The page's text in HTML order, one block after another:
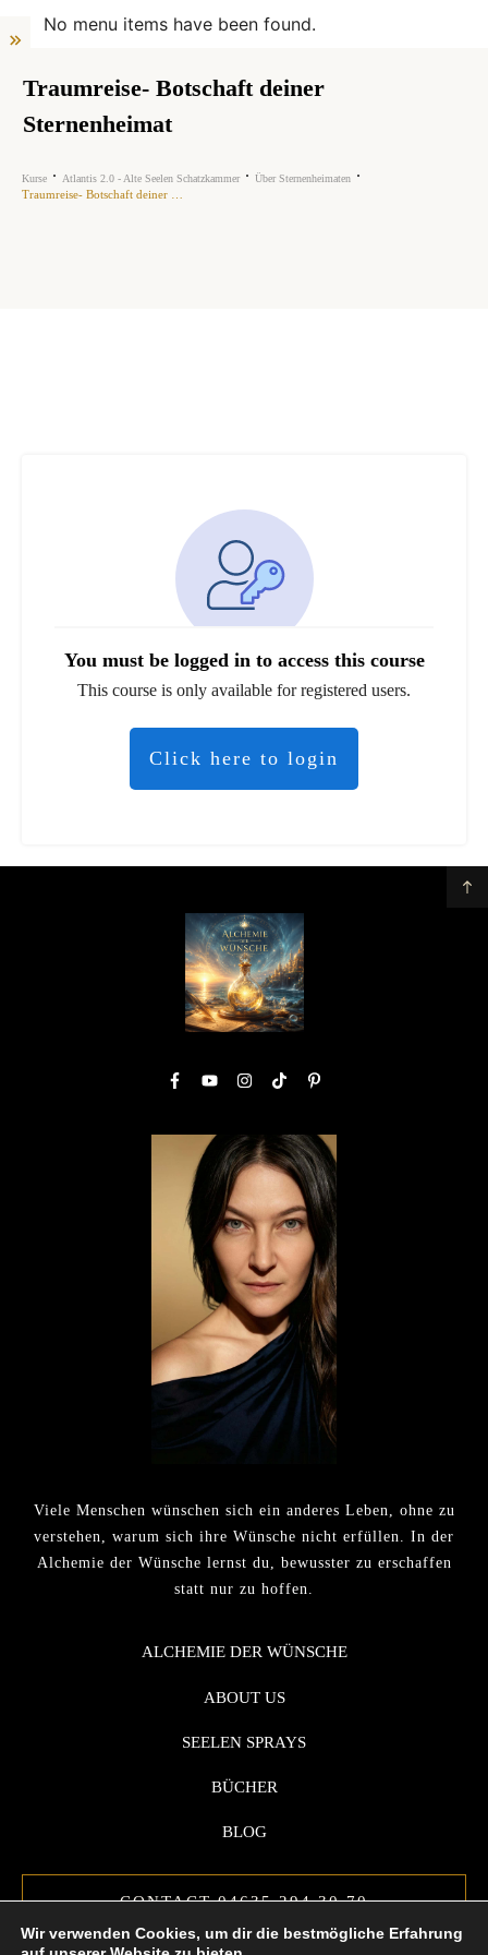
No menu items have been found.
Traumreise- Botschaft deiner
Sternenheimat
Kurse Atlantis 2.0 - Alte Seelen Schatzkammer Über Sternenheimaten
You must be logged in to access this course
This course is only available for registered users.
Click here to login
Viele Menschen wünschen sich ein anderes Leben, ohne zu
verstehen, warum sich ihre Wünsche nicht erfüllen. In der
Alchemie der Wünsche lernst du, bewusster zu erschaffen
statt nur zu hoffen.
ALCHEMIE DER WÜNSCHE
ABOUT US
SEELEN SPRAYS
BÜCHER
BLOG
CONTACT 04635 294 30 70
Wir verwenden Cookies, um dir die bestmögliche Erfahrung